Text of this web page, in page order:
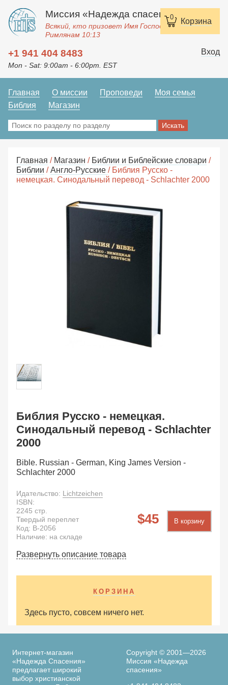
0 Корзина
Миссия «Надежда спасения»
Всякий, кто призовет Имя Господне, спасется.
Римлянам 10:13
+1 941 404 8483
Mon - Sat: 9:00am - 6:00pm. EST
Вход
Главная О миссии Проповеди
Моя семья
Библия
Магазин
Главная / Магазин / Библии и Библейские словари /
Библии /Англо-Русские / Библия Русско -
немецкая. Синодальный перевод - Schlachter 2000
Библия Русско - немецкая.
Синодальный перевод - Schlachter
2000
Bible. Russian - German, King James Version -
Schlachter 2000
Идательство: Lichtzeichen
45 В корзину
ISBN:
2245 стр.
Твердый переплет
Код: B-2056
Наличие: на складе
Развернуть описание товара
КОРЗИНА
Здесь пусто, совсем ничего нет.
Интернет-магазин
«Надежда Спасения»
предлагает широкий
выбор христианской
Copyright © 2001—2026
Миссия «Надежда
спасения»